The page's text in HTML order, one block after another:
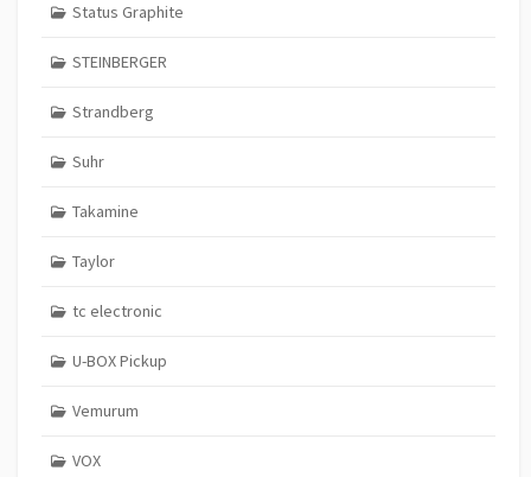
Status Graphite
STEINBERGER
Strandberg
Suhr
Takamine
Taylor
tc electronic
U-BOX Pickup
Vemurum
VOX